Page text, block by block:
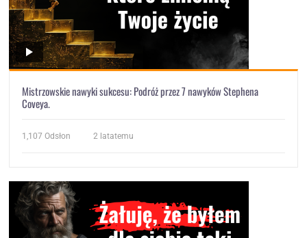
Mistrzowskie nawyki sukcesu: Podróż przez 7 nawyków Stephena
Coveya.
1,107 Odsłon 2 latatemu